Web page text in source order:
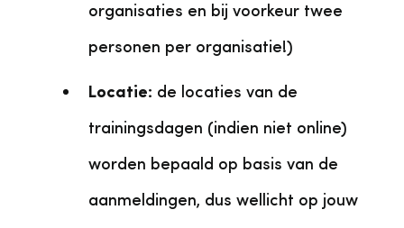
organisaties en bij voorkeur twee
personen per organisatie!)
Locatie: de locaties van de
trainingsdagen (indien niet online)
worden bepaald op basis van de
aanmeldingen, dus wellicht op jouw